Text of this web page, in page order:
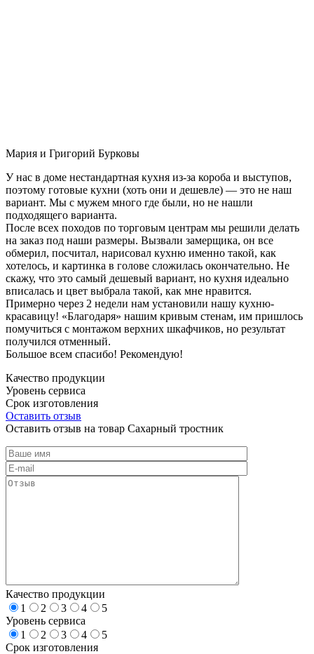
Мария и Григорий Бурковы
У нас в доме нестандартная кухня из-за короба и выступов,
поэтому готовые кухни (хоть они и дешевле) — это не наш
вариант. Мы с мужем много где были, но не нашли
подходящего варианта.
После всех походов по торговым центрам мы решили делать
на заказ под наши размеры. Вызвали замерщика, он все
обмерил, посчитал, нарисовал кухню именно такой, как
хотелось, и картинка в голове сложилась окончательно. Не
скажу, что это самый дешевый вариант, но кухня идеально
вписалась и цвет выбрала такой, как мне нравится.
Примерно через 2 недели нам установили нашу кухню-
красавицу! «Благодаря» нашим кривым стенам, им пришлось
помучиться с монтажом верхних шкафчиков, но результат
получился отменный.
Большое всем спасибо! Рекомендую!
Качество продукции
Уровень сервиса
Срок изготовления
Оставить отзыв
Оставить отзыв на товар Сахарный тростник
Качество продукции
1
2 3 4
5
Уровень сервиса
1
2 3 4
5
Срок изготовления